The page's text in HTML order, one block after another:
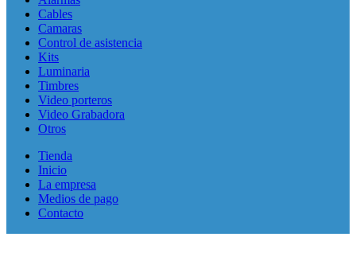
Cables
Camaras
Control de asistencia
Kits
Luminaria
Timbres
Video porteros
Video Grabadora
Otros
Tienda
Inicio
La empresa
Medios de pago
Contacto